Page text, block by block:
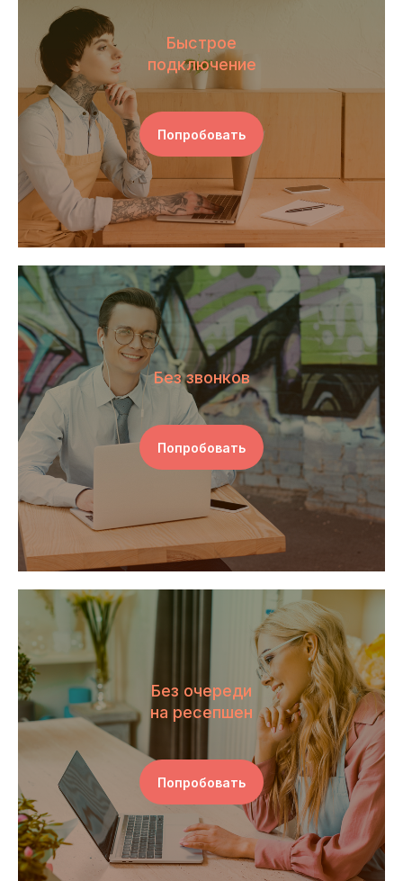
Быстрое
подключение
Попробовать
Без звонков
Попробовать
Без очереди
на ресепшен
Попробовать